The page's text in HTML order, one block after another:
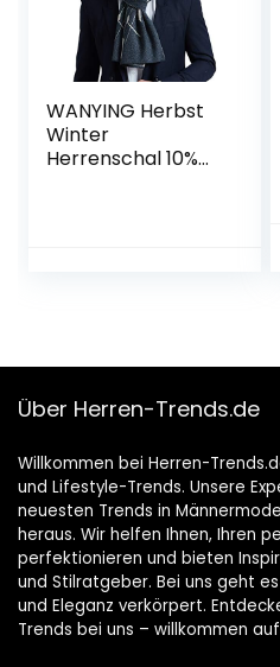
WANYING Herbst
Winter
Herrenschal 10%
Muster
Über Herren-Trends.de
Willkommen bei Herren-
und Lifestyle-Trends. Unsere
neuesten Trends in
heraus. Wir helfen Ihnen, Ihren
perfektionieren und bieten
und Stilratgeber. Bei uns geht
und Eleganz verkörpert.
Trends bei uns – willkommen